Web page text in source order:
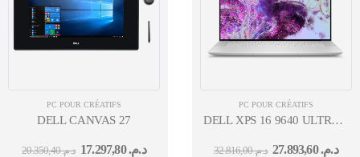
PC POUR CRÉATIFS
DELL CANVAS 27
د.م.20.350,40 د.م.17.297,80
PC POUR CRÉATIFS
DELL XPS 16 9640 ULTRA 7-
د.م.32.816,00 د.م.27.893,60